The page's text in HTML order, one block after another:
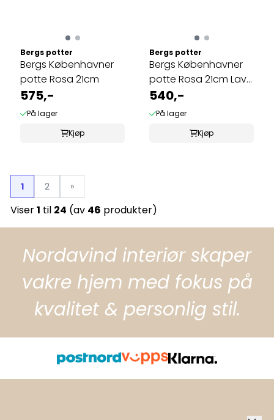
Bergs potter
Bergs Københavner
potte Rosa 21cm
575,-
På lager
Kjøp
Bergs potter
Bergs Københavner
potte Rosa 21cm Lav
modell
540,-
På lager
Kjøp
1 2 »
Viser1 til 24 (av 46 produkter)
Nordavind interiør skaper
vakre hjem med fokus på
kvalitet & personlig stil.